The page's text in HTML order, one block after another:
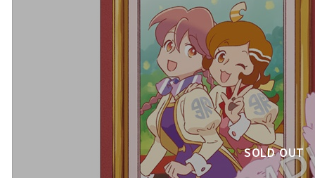
SOLD OUT